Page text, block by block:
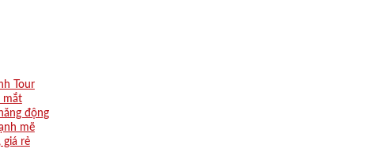
Tour
mắt
động
mẽ
giá rẻ